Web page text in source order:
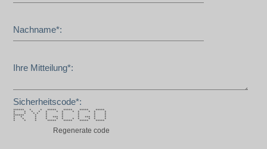
Nachname*:
Ihre Mitteilung*:
Sicherheitscode*:
****** * * ***** ***** ***** *****
* * * * * * * * * * * *
* * * * * * * * *
****** * * * * * *
* * * * *** * * *** * *
* * * * * * * * * * *
* * * ***** ***** ***** *****
Regenerate code